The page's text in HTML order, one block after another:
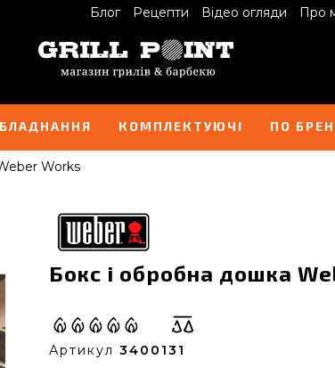
Блог Рецепти Відео огляди Про
КОМПЛЕКТУЮЧІ ПО
Works
Бокс і обробна дошка
Артикул 3400131